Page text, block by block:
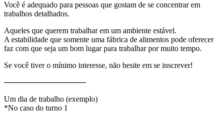
Você é adequado para pessoas que gostam de se concentrar em
trabalhos detalhados.
Aqueles que querem trabalhar em um ambiente estável.
A estabilidade que somente uma fábrica de alimentos pode oferecer
faz com que seja um bom lugar para trabalhar por muito tempo.
Se você tiver o mínimo interesse, não hesite em se inscrever!
───────────────
Um dia de trabalho (exemplo)
*No caso do turno 1